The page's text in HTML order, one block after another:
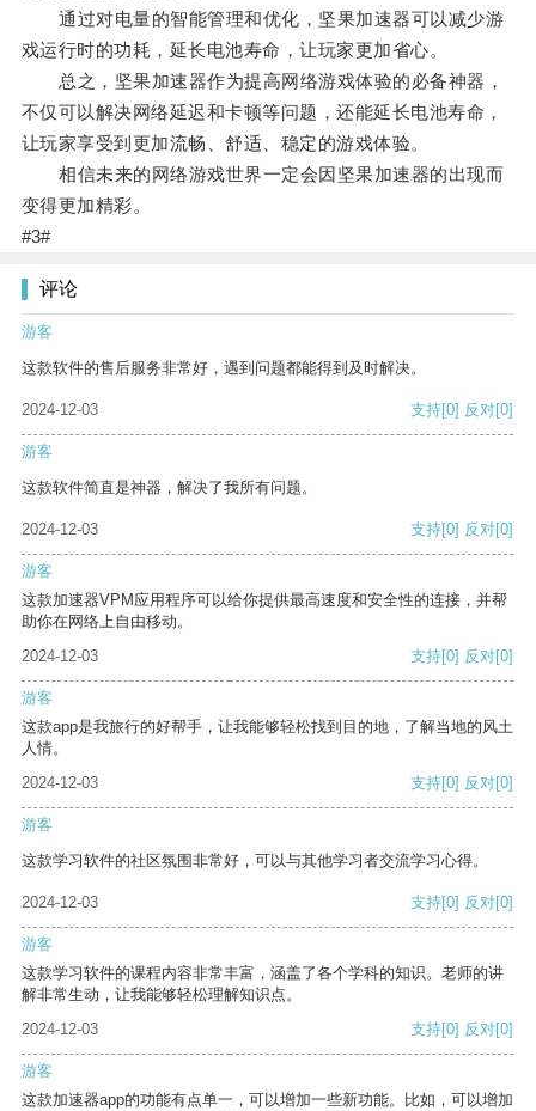
通过对电量的智能管理和优化，坚果加速器可以减少游
戏运行时的功耗，延长电池寿命，让玩家更加省心。
总之，坚果加速器作为提高网络游戏体验的必备神器，
不仅可以解决网络延迟和卡顿等问题，还能延长电池寿命，
让玩家享受到更加流畅、舒适、稳定的游戏体验。
相信未来的网络游戏世界一定会因坚果加速器的出现而
变得更加精彩。
#3#
评论
游客
这款软件的售后服务非常好，遇到问题都能得到及时解决。
2024-12-03 支持[0] 反对[0]
游客
这款软件简直是神器，解决了我所有问题。
2024-12-03 支持[0] 反对[0]
游客
这款加速器VPM应用程序可以给你提供最高速度和安全性的连接，并帮
助你在网络上自由移动。
2024-12-03
支持[0] 反对[0]
游客
这款app是我旅行的好帮手，让我能够轻松找到目的地，了解当地的风土
人情。
2024-12-03
支持[0] 反对[0]
游客
这款学习软件的社区氛围非常好，可以与其他学习者交流学习心得。
2024-12-03 支持[0] 反对[0]
游客
这款学习软件的课程内容非常丰富，涵盖了各个学科的知识。老师的讲
解非常生动，让我能够轻松理解知识点。
2024-12-03
支持[0] 反对[0]
游客
这款加速器app的功能有点单一，可以增加一些新功能。比如，可以增加